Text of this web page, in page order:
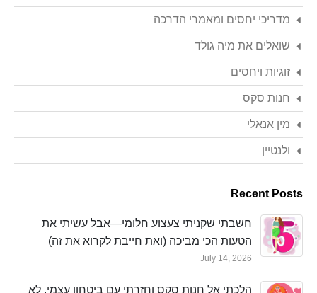
מדריכי יחסים ומאמרי הדרכה
שואלים את מיה גולד
זוגיות ויחסים
חנות סקס
מין אנאלי
ולנטיין
Recent Posts
חשבתי שקניתי צעצוע חלומי—אבל עשיתי את
הטעות הכי מביכה (ואת חייבת לקרוא את זה)
July 14, 2026
הלכתי אל חנות סקס וחזרתי עם ביטחון עצמי. לא